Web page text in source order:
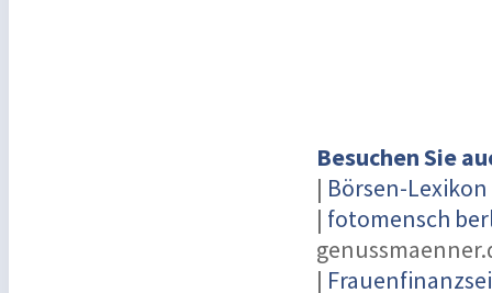
Besuchen Sie
| Börsen-Lexikon
| fotomensch
|